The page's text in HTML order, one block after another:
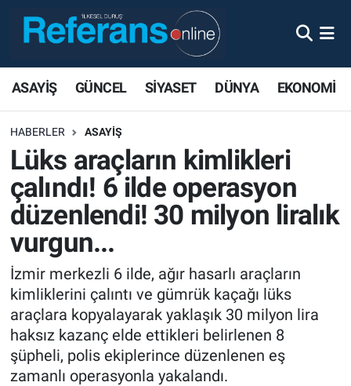
ASAYİŞ GÜNCEL SİYASET DÜNYA EKONOMİ
HABERLER ASAYİŞ
Lüks araçların kimlikleri
çalındı! 6 ilde operasyon
düzenlendi! 30 milyon liralık
vurgun...
İzmir merkezli 6 ilde, ağır hasarlı araçların
kimliklerini çalıntı ve gümrük kaçağı lüks
araçlara kopyalayarak yaklaşık 30 milyon lira
haksız kazanç elde ettikleri belirlenen 8
şüpheli, polis ekiplerince düzenlenen eş
zamanlı operasyonla yakalandı.